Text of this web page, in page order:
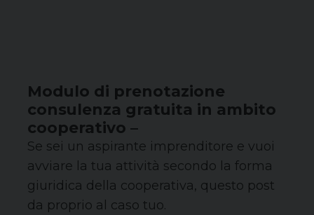
Modulo di prenotazione
consulenza gratuita in ambito
cooperativo –
Se sei un aspirante imprenditore e vuoi
avviare la tua attività secondo la forma
giuridica della cooperativa, questo post
da proprio al caso tuo.